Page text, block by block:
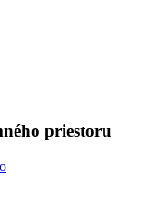
priestoru